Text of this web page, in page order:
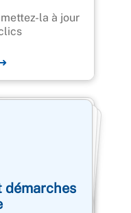
la à jour
démarches